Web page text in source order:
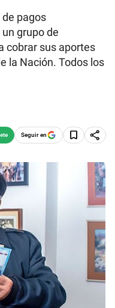
pagos
grupo de
cobrar sus aportes
la Nación. Todos los
Seguir en